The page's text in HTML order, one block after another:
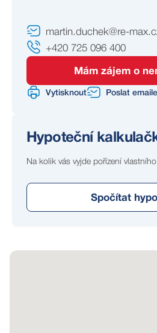
martin.duchek@re-
+420 725 096 400
Mám zájem o
Vytisknout Poslat
Hypoteční
Na kolik vás vyjde pořízení
Spočítat